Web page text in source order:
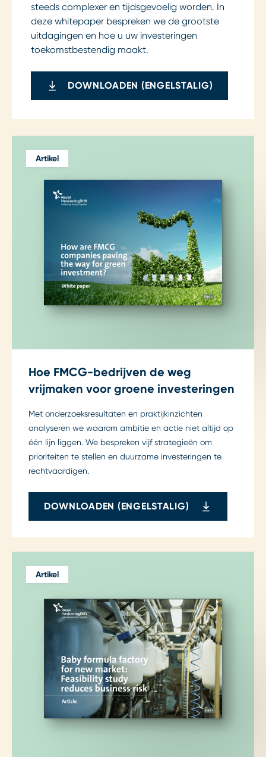
steeds complexer en tijdsgevoelig worden. In
deze whitepaper bespreken we de grootste
uitdagingen en hoe u uw investeringen
toekomstbestendig maakt.
DOWNLOADEN (ENGELSTALIG)
Artikel
Hoe FMCG-bedrijven de weg
vrijmaken voor groene investeringen
Met onderzoeksresultaten en praktijkinzichten
analyseren we waarom ambitie en actie niet altijd op
één lijn liggen. We bespreken vijf strategieën om
prioriteiten te stellen en duurzame investeringen te
rechtvaardigen.
DOWNLOADEN (ENGELSTALIG)
Artikel